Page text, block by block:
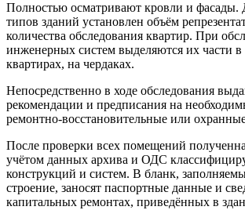
Полностью осматривают кровли и фасады.
типов зданий установлен объём
количества обследования квартир. При
инженерных систем выделяются их части в
квартирах, на чердаках.
Непосредственно в ходе обследования
рекомендации и предписания на
ремонтно-восстановительные или
После проверки всех помещений
учётом данных архива и ОДС
конструкций и систем. В бланк,
строение, заносят паспортные данные и
капитальных ремонтах, приведённых в